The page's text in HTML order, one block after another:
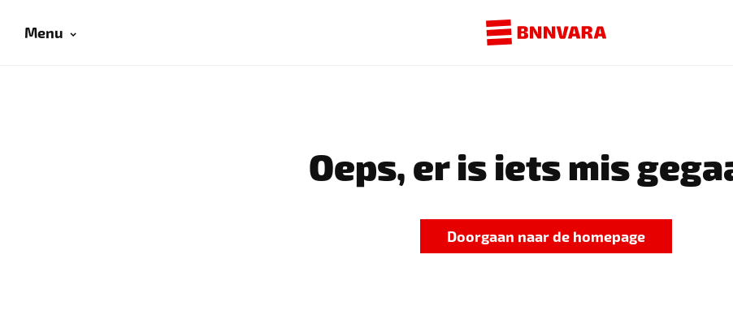
Menu
Oeps, er is iets mis
Doorgaan naar de homepage